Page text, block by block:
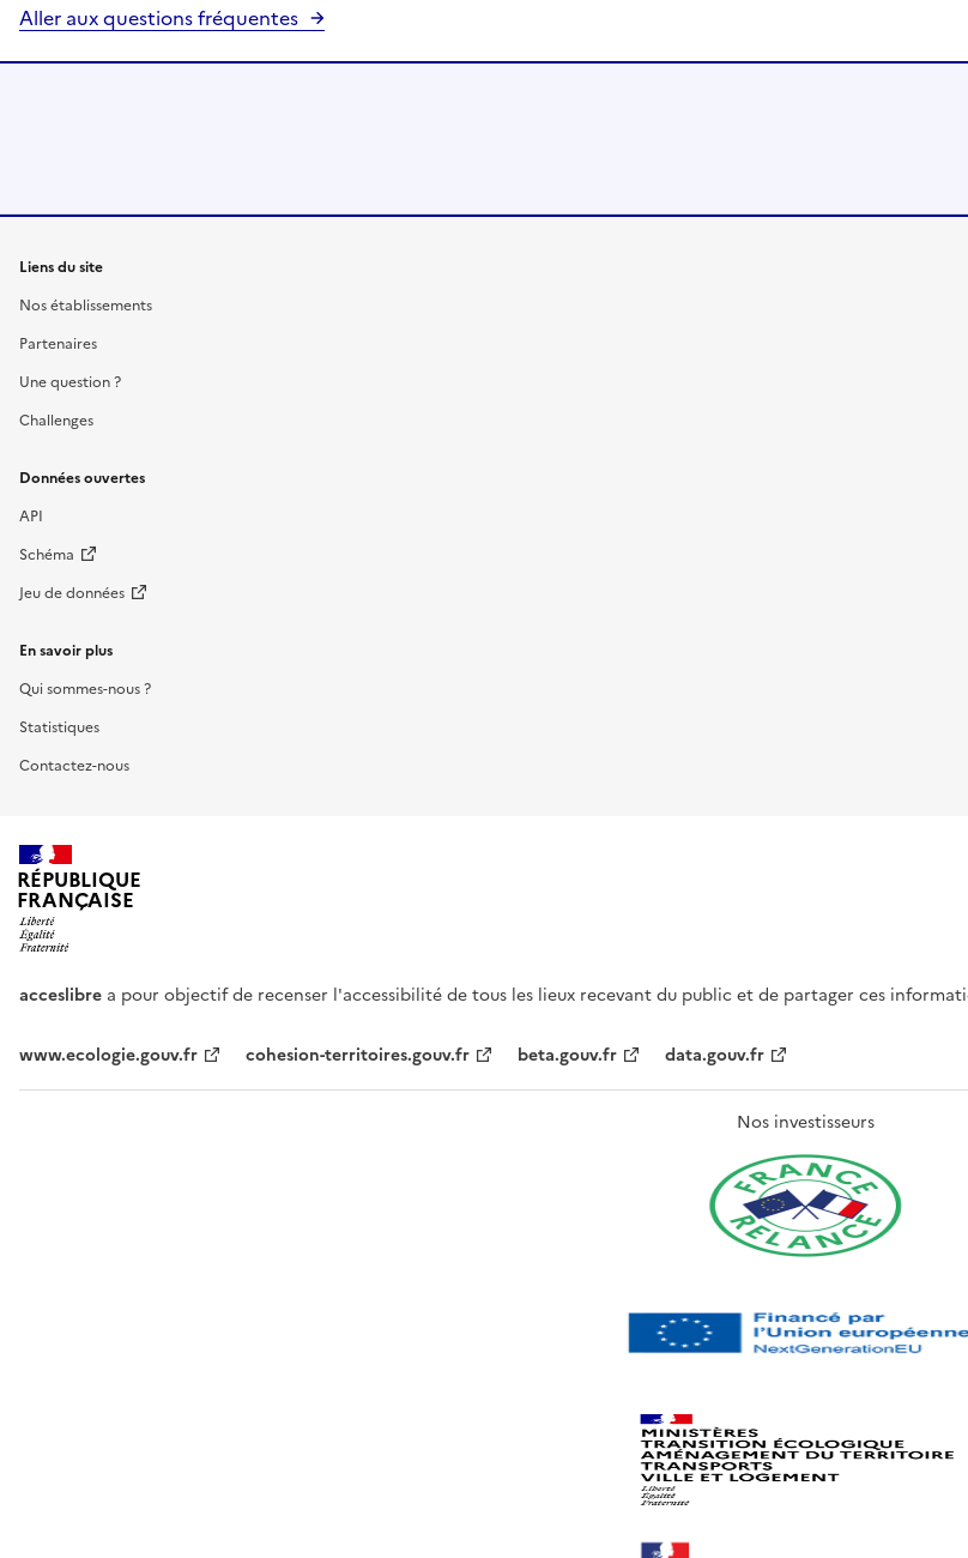
Aller aux questions fréquentes
Liens du site
Nos établissements
Partenaires
Une question ?
Challenges
Données ouvertes
API
Schéma
Jeu de données
En savoir plus
Qui sommes-nous ?
Statistiques
Contactez-nous
RÉPUBLIQUE
FRANÇAISE
acceslibre a pour objectif de recenser l'accessibilité de tous les lieux recevant du public et de partager ces
www.ecologie.gouv.fr cohesion-territoires.gouv.fr beta.gouv.fr data.gouv.fr
Nos investisseurs